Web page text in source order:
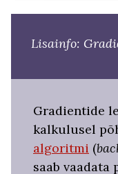
Lisainfo:
Gradientide
kalkulusel
algoritmi (
saab vaadata